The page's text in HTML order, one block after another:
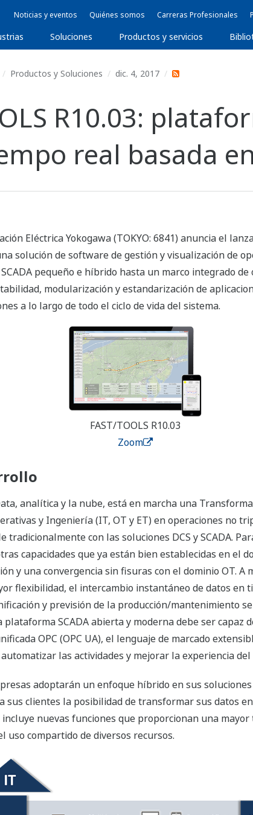
Noticias y eventos Quiénes somos Carreras Profesionales
Soluciones Productos y servicios
Productos y Soluciones dic. 4, 2017
R10.03:
real basada
Eléctrica Yokogawa (TOKYO: 6841) anuncia el
solución de software de gestión y visualización de
pequeño e híbrido hasta un marco integrado
modularización y estandarización de
a lo largo de todo el ciclo de vida del sistema.
FAST/TOOLS R10.03
Zoom
analítica y la nube, está en marcha una
y Ingeniería (IT, OT y ET) en operaciones no
tradicionalmente con las soluciones DCS y SCADA.
capacidades que ya están bien establecidas en el
y una convergencia sin fisuras con el dominio OT. A
flexibilidad, el intercambio instantáneo de datos en
y previsión de la producción/mantenimiento
SCADA abierta y moderna debe ser capaz
OPC (OPC UA), el lenguaje de marcado
las actividades y mejorar la experiencia del
adoptarán un enfoque híbrido en sus
sus clientes la posibilidad de transformar sus datos
nuevas funciones que proporcionan una
compartido de diversos recursos.